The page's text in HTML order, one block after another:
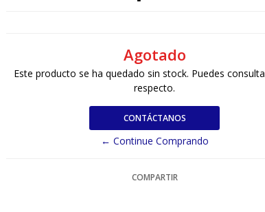
Agotado
Este producto se ha quedado sin stock. Puedes
respecto.
CONTÁCTANOS
← Continue Comprando
COMPARTIR